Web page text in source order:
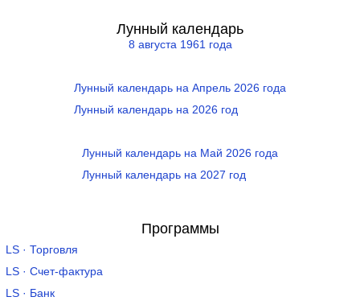
Лунный календарь
8 августа 1961 года
Лунный календарь на Апрель 2026 года
Лунный календарь на 2026 год
Лунный календарь на Май 2026 года
Лунный календарь на 2027 год
Программы
LS · Торговля
LS · Счет-фактура
LS · Банк